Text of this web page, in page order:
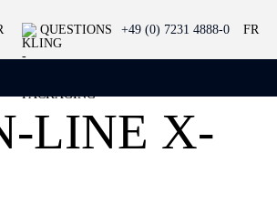
QUESTIONS +49 (0) 7231 4888-0 FR
LINE X-